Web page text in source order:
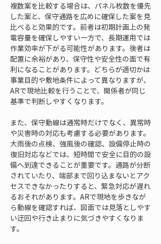
複数案を比較する場合は、パネル枚数を優先
した案と、保守通路を広めに確保した案を見
比べると効果的です。前者は初期計画上の発
電容量を確保しやすい一方で、長期運用では
作業効率が下がる可能性があります。後者は
配置に余裕があり、保守性や安全性の面で有
利になることがあります。どちらが適切かは
事業目的や敷地条件によって異なりますが、
ARで現地比較を行うことで、関係者が同じ
基準で判断しやすくなります。
また、保守動線は通常時だけでなく、異常時
や災害時の対応も考慮する必要があります。
大雨後の点検、強風後の確認、設備停止時の
復旧対応などでは、短時間で安全に目的の設
備へ到達できることが重要です。通路が分断
されていたり、端部まで回り込まないとアク
セスできなかったりすると、緊急対応が遅れ
るおそれがあります。ARで現地を歩きなが
ら動線を確認すれば、図面では見落としやす
い迂回や行き止まりに気づきやすくなりま
す。